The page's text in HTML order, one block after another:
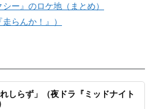
ー』のロケ地（まとめ）
らんか！』）
れしらず」（夜ドラ『ミッドナイト